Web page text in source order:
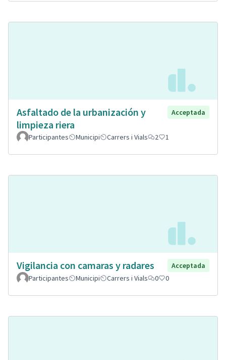
Asfaltado de la urbanización y
limpieza riera
Acceptada
Participantes Municipi Carrers i Vials 2 1
Vigilancia con camaras y radares
Acceptada
Participantes
Municipi Carrers i Vials 0 0